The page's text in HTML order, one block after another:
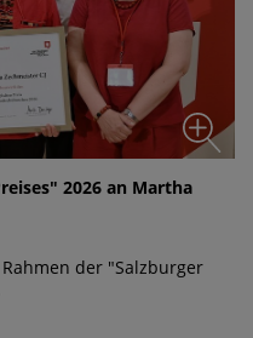
2026 an Martha
der "Salzburger